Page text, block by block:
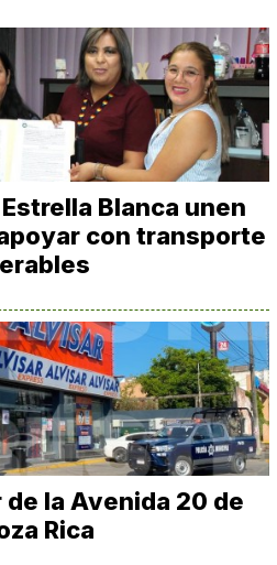
Estrella Blanca unen
con transporte
la Avenida 20 de
Rica